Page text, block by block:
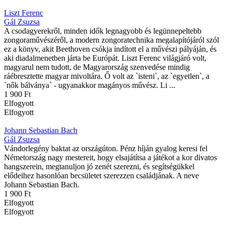
Liszt Ferenc
Gál Zsuzsa
A csodagyerekről, minden idők legnagyobb és legünnepeltebb
zongoraművészéről, a modern zongoratechnika megalapítójáról szól
ez a könyv, akit Beethoven csókja indított el a művészi pályáján, és
aki diadalmenetben járta be Európát. Liszt Ferenc világjáró volt,
magyarul nem tudott, de Magyarország szenvedése mindig
ráébresztette magyar mivoltára. Ő volt az `isteni`, az `egyetlen`, a
`nők bálványa` - ugyanakkor magányos művész. Li ...
1 900 Ft
Elfogyott
Elfogyott
Johann Sebastian Bach
Gál Zsuzsa
Vándorlegény baktat az országúton. Pénz híján gyalog keresi fel
Németország nagy mestereit, hogy elsajátítsa a játékot a kor divatos
hangszerein, megtanuljon jó zenét szerezni, és segítségükkel
elődeihez hasonlóan becsületet szerezzen családjának. A neve
Johann Sebastian Bach.
1 900 Ft
Elfogyott
Elfogyott